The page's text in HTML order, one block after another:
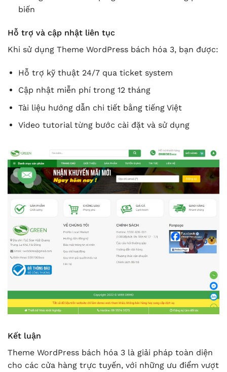
biến
Hỗ trợ và cập nhật liên tục
Khi sử dụng Theme WordPress bách hóa 3, bạn được:
Hỗ trợ kỹ thuật 24/7 qua ticket system
Cập nhật miễn phí trong 12 tháng
Tài liệu hướng dẫn chi tiết bằng tiếng Việt
Video tutorial từng bước cài đặt và sử dụng
Kết luận
Theme WordPress bách hóa 3 là giải pháp toàn diện
cho các cửa hàng trực tuyến, với những ưu điểm vượt